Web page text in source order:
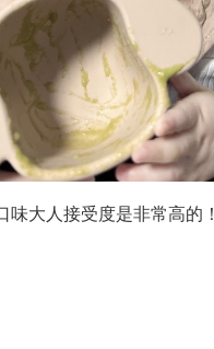
大人接受度是非常高的！